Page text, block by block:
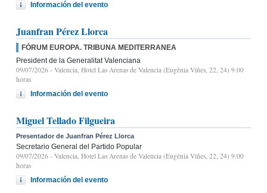
Información del evento
Juanfran Pérez Llorca
FÓRUM EUROPA. TRIBUNA MEDITERRANEA
President de la Generalitat Valenciana
09/07/2026 - Valencia, Hotel Las Arenas de Valencia (Eugènia Viñes, 22, 24) 9.00
horas
Información del evento
Miguel Tellado Filgueira
Presentador de Juanfran Pérez Llorca
Secretario General del Partido Popular
09/07/2026 - Valencia, Hotel Las Arenas de Valencia (Eugènia Viñes, 22, 24) 9.00
horas
Información del evento